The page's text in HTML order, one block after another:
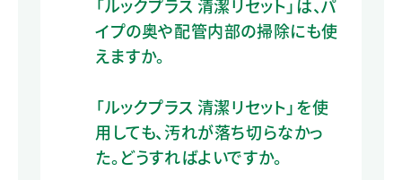
「ルックプラス 清潔リセット」は、パ
イプの奥や配管内部の掃除にも使
えますか。
「ルックプラス 清潔リセット」を使
用しても、汚れが落ち切らなかっ
た。どうすればよいですか。